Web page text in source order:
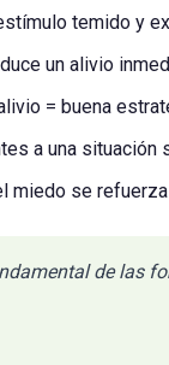
temido y
un alivio
= buena
a una situación
miedo se
de las